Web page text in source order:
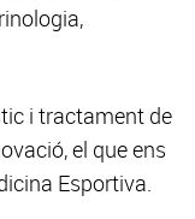
i tractament de
el que ens
Esportiva.